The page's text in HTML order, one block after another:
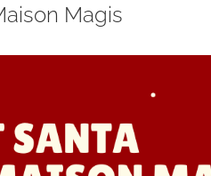
Magis